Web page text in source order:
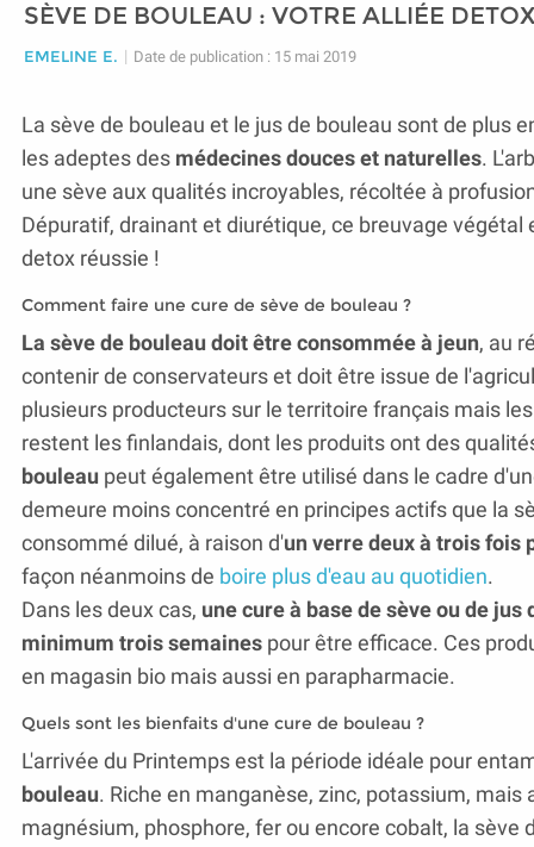
SÈVE DE BOULEAU : VOTRE ALLIÉE
EMELINE E. | Date de publication : 15 mai 2019
La sève de bouleau et le jus de bouleau sont de plus
les adeptes des médecines douces et naturelles.
une sève aux qualités incroyables, récoltée à
Dépuratif, drainant et diurétique, ce breuvage végétal
detox réussie !
Comment faire une cure de sève de bouleau ?
La sève de bouleau doit être consommée à jeun, au
contenir de conservateurs et doit être issue de
plusieurs producteurs sur le territoire français mais
restent les finlandais, dont les produits ont des
bouleau peut également être utilisé dans le cadre
demeure moins concentré en principes actifs que la
consommé dilué, à raison d'un verre deux à trois fois
façon néanmoins de boire plus d'eau au quotidien.
Dans les deux cas, une cure à base de sève ou de
minimum trois semaines pour être efficace. Ces
en magasin bio mais aussi en parapharmacie.
Quels sont les bienfaits d'une cure de bouleau ?
L'arrivée du Printemps est la période idéale pour
bouleau. Riche en manganèse, zinc, potassium, mais
magnésium, phosphore, fer ou encore cobalt, la sève